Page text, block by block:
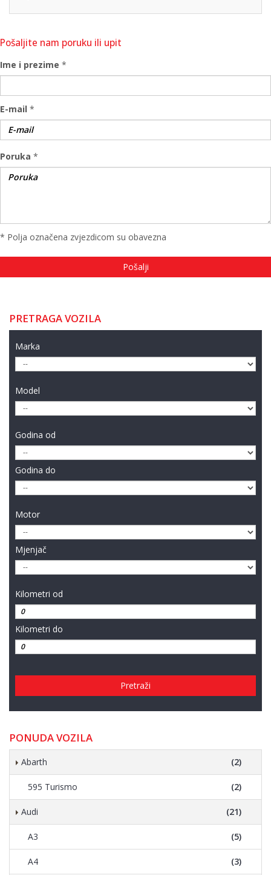
Pošaljite nam poruku ili upit
Ime i prezime *
E-mail *
Poruka *
* Polja označena zvjezdicom su obavezna
PRETRAGA VOZILA
Marka
Model
Godina od
Godina do
Motor
Mjenjač
Kilometri od
Kilometri do
Pretraži
PONUDA VOZILA
Abarth (2)
595 Turismo (2)
Audi (21)
A3 (5)
A4 (3)